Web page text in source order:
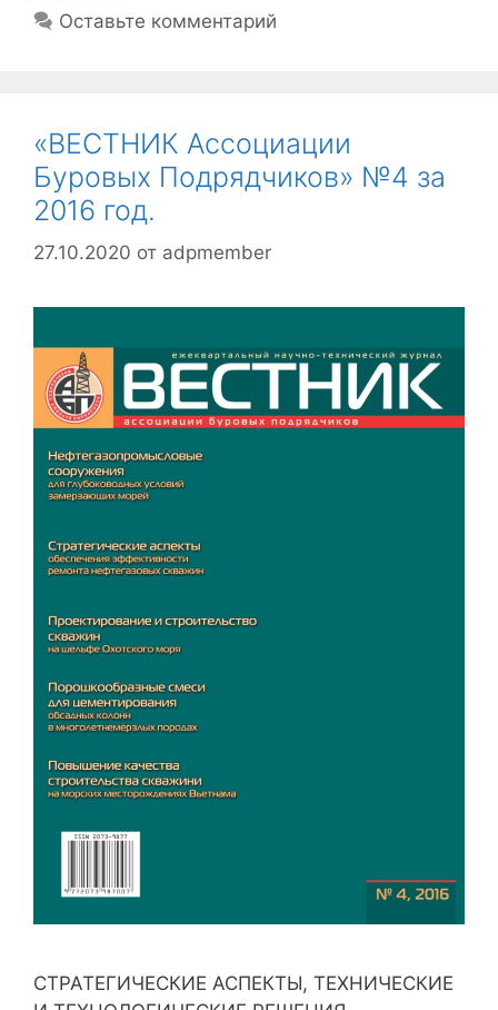
Оставьте комментарий
«ВЕСТНИК Ассоциации
Буровых Подрядчиков» №4 за
2016 год.
27.10.2020 от adpmember
СТРАТЕГИЧЕСКИЕ АСПЕКТЫ, ТЕХНИЧЕСКИЕ